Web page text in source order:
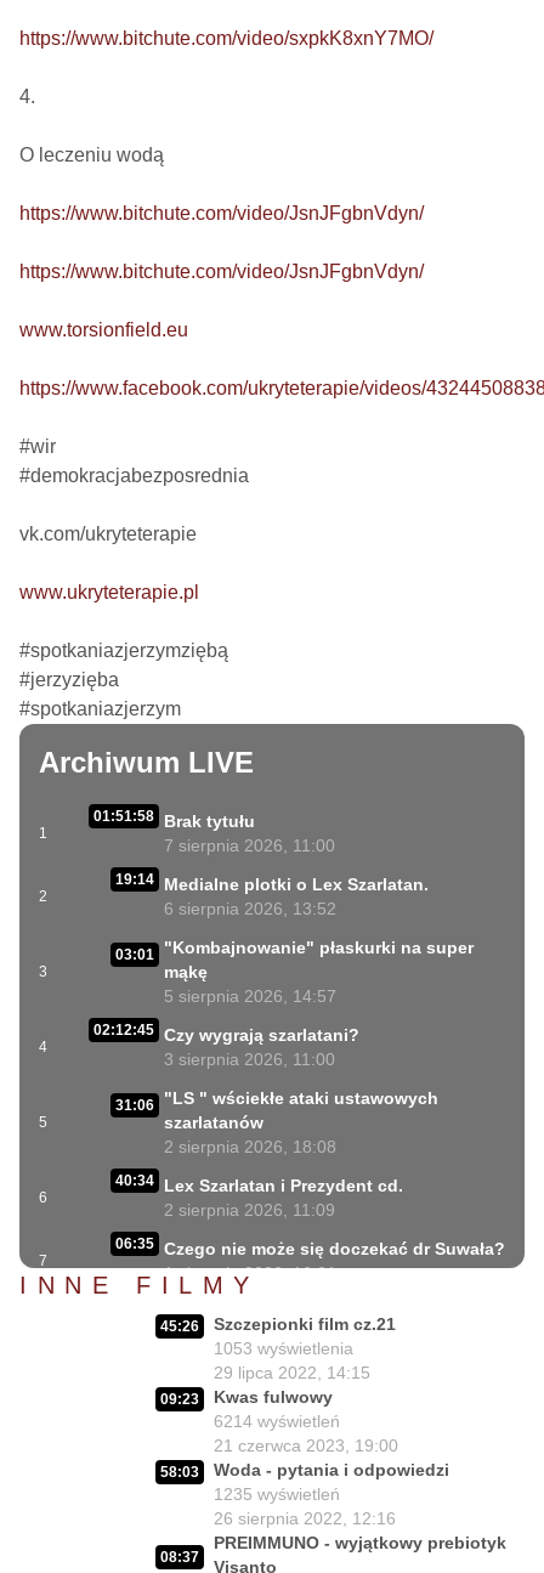
https://www.bitchute.com/video/sxpkK8xnY7MO/
4.
O leczeniu wodą
https://www.bitchute.com/video/JsnJFgbnVdyn/
https://www.bitchute.com/video/JsnJFgbnVdyn/
www.torsionfield.eu
https://www.facebook.com/ukryteterapie/videos/
#wir
#demokracjabezposrednia
vk.com/ukryteterapie
www.ukryteterapie.pl
#spotkaniazjerzymziębą
#jerzyzięba
#spotkaniazjerzym
Archiwum LIVE
1
01:51:58
Brak tytułu
7 sierpnia 2026, 11:00
2
19:14
Medialne plotki o Lex Szarlatan.
6 sierpnia 2026, 13:52
3
03:01
"Kombajnowanie" płaskurki na super
mąkę
5 sierpnia 2026, 14:57
4
02:12:45 Czy wygrają szarlatani?
3 sierpnia 2026, 11:00
5
31:06
"LS " wściekłe ataki ustawowych
szarlatanów
2 sierpnia 2026, 18:08
6
40:34
Lex Szarlatan i Prezydent cd.
2 sierpnia 2026, 11:09
7
06:35 Czego nie może się doczekać dr Suwała?
1 sierpnia 2026, 16:01
Szczepionkowa bańka w końcu pękła!
1 sierpnia 2026, 10:02
NIESPODZIANKA u Prezydenta
Nawrockiego!!
30 lipca 2026, 15:45
02:12:04 Czy Prezydent uratuje chorych
Polaków?
29 lipca 2026, 11:00
02:03:47 Czy da się lepiej leczyć ?
INNE FILMY
45:26
Szczepionki film cz.21
1053 wyświetlenia
29 lipca 2022, 14:15
09:23
Kwas fulwowy
6214 wyświetleń
21 czerwca 2023, 19:00
58:03
Woda - pytania i odpowiedzi
1235 wyświetleń
26 sierpnia 2022, 12:16
08:37
PREIMMUNO - wyjątkowy prebiotyk
Visanto